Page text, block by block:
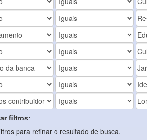
filtros:
para refinar o resultado de busca.